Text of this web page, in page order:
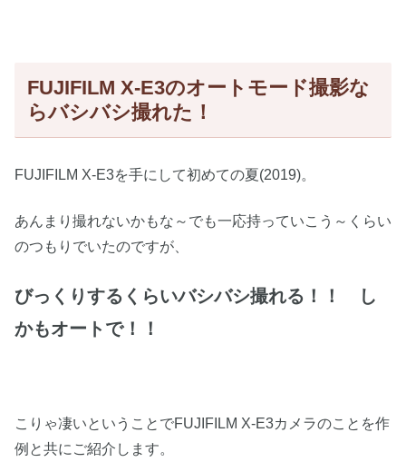
FUJIFILM X-E3のオートモード撮影な
らバシバシ撮れた！
FUJIFILM X-E3を手にして初めての夏(2019)。
あんまり撮れないかもな～でも一応持っていこう～くらい
のつもりでいたのですが、
びっくりするくらいバシバシ撮れる！！ し
かもオートで！！
こりゃ凄いということでFUJIFILM X-E3カメラのことを作
例と共にご紹介します。